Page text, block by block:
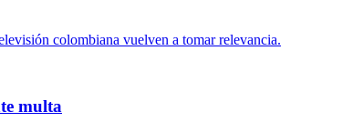
colombiana vuelven a tomar relevancia.
multa